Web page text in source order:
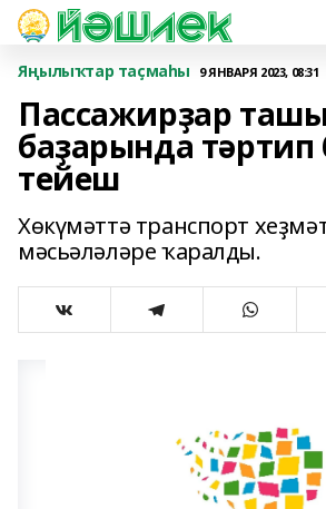
Яңылыҡтар таҫмаһы 9 ЯНВАРЯ 2023, 08:31
Пассажирҙар
баҙарында тәртип
тейеш
Хөкүмәттә транспорт
мәсьәләләре ҡаралды.